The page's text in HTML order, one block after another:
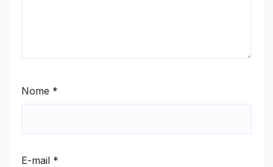
Nome *
E-mail *